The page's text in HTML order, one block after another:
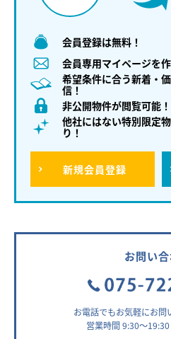
会員登録は無料！
会員専用マイページを作
希望条件に合う新着・
信！
非公開物件が閲覧可能！
他社にはない特別限定
り！
新規会員登録
お問い
お電話でもお気軽にお問
営業時間 9:30～